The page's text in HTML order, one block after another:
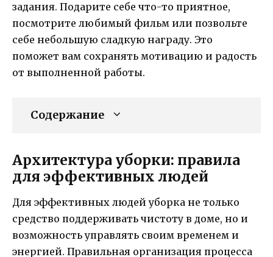
задания. Подарите себе что-то приятное,
посмотрите любимый фильм или позвольте
себе небольшую сладкую награду. Это
поможет вам сохранять мотивацию и радость
от выполненной работы.
Содержание
Архитектура уборки: правила
для эффективных людей
Для эффективных людей уборка не только
средство поддерживать чистоту в доме, но и
возможность управлять своим временем и
энергией. Правильная организация процесса